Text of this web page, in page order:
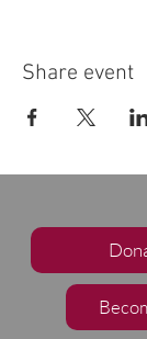
Share event